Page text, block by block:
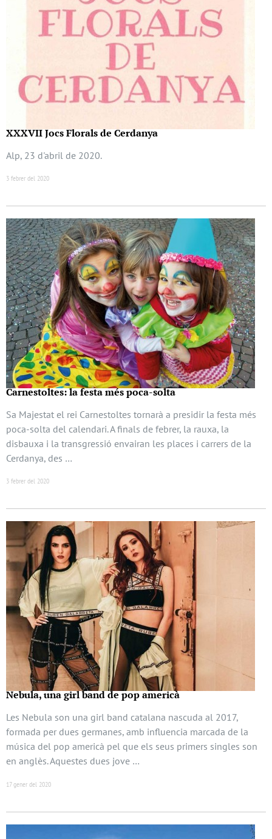
XXXVII Jocs Florals de Cerdanya
Alp, 23 d'abril de 2020.
3 febrer del 2020
Carnestoltes: la festa més poca-solta
Sa Majestat el rei Carnestoltes tornarà a presidir la festa més
poca-solta del calendari. A finals de febrer, la rauxa, la
disbauxa i la transgressió envairan les places i carrers de la
Cerdanya, des …
3 febrer del 2020
Nebula, una girl band de pop americà
Les Nebula son una girl band catalana nascuda al 2017,
formada per dues germanes, amb influencia marcada de la
música del pop americà pel que els seus primers singles son
en anglès. Aquestes dues jove …
17 gener del 2020